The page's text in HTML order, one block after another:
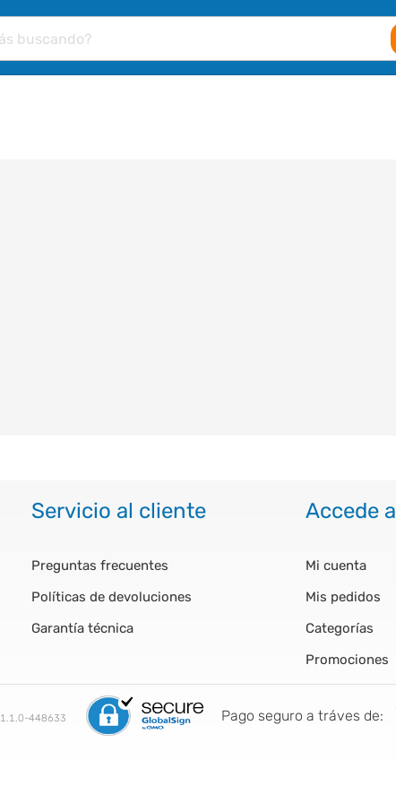
Servicio al cliente
Preguntas frecuentes
Políticas de devoluciones
Garantía técnica
Accede a
Mi cuenta
Mis pedidos
Categorías
Promociones
1.1.0-448633 Pago seguro a tráves de: